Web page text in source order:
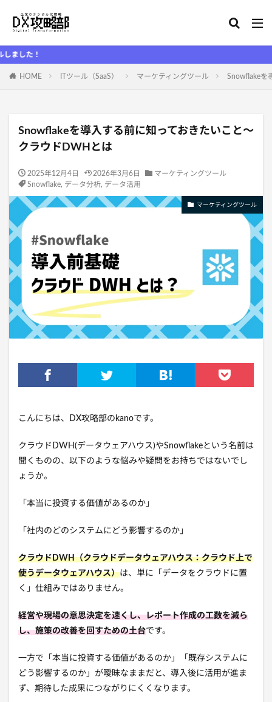
HOME ITツール（SaaS） マーケティングツール Snowflakeを
Snowflakeを導入する前に知っておきたいこと～
クラウドDWHとは
2025年12月4日 2026年3月6日
マーケティングツール
Snowflake, データ分析, データ活用
マーケティングツール
こんにちは、DX攻略部のkanoです。
クラウドDWH(データウェアハウス)やSnowflakeという名前は
聞くものの、以下のような悩みや疑問をお持ちではないでし
ょうか。
「本当に投資する価値があるのか」
「社内のどのシステムにどう影響するのか」
クラウドDWH（クラウドデータウェアハウス：クラウド上で
使うデータウェアハウス）は、単に「データをクラウドに置
く」仕組みではありません。
経営や現場の意思決定を速くし、レポート作成の工数を減ら
し、施策の改善を回すための土台です。
一方で「本当に投資する価値があるのか」「既存システムに
どう影響するのか」が曖昧なままだと、導入後に活用が進ま
ず、期待した成果につながりにくくなります。